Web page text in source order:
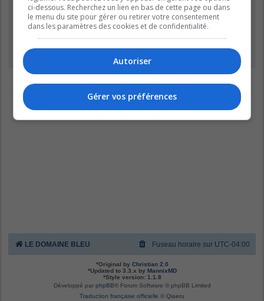
Conditions d’utilisation | Politique de confidentialité
Inscription
LE DOMAINE BLEU Fuseau horaire sur UTC-04:00
*Original by Christian 2.0
*Updated to 3.3.x by MannixMD
*Style version: 1.1.8
Développé par phpBB® Forum Software © phpBB Limited
Traduction française officielle © Qiaeru
ci-dessous. Recherchez un lien en bas de cette page ou dans
le menu du site pour gérer ou retirer votre consentement
dans les paramètres des cookies et de confidentialité.
Autoriser
Gérer vos préférences